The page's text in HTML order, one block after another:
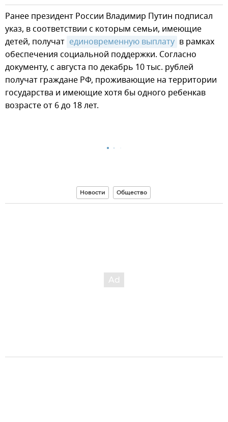
Ранее президент России Владимир Путин подписал
указ, в соответствии с которым семьи, имеющие
детей, получат единовременную выплату в рамках
обеспечения социальной поддержки. Согласно
документу, с августа по декабрь 10 тыс. рублей
получат граждане РФ, проживающие на территории
государства и имеющие хотя бы одного ребенкав
возрасте от 6 до 18 лет.
Новости Общество